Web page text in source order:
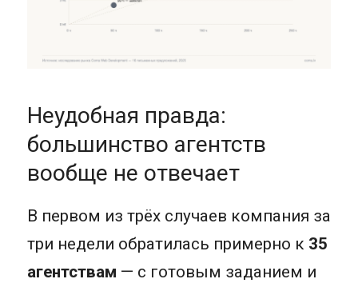
Неудобная правда:
большинство агентств
вообще не отвечает
В первом из трёх случаев компания за
три недели обратилась примерно к 35
агентствам — с готовым заданием и